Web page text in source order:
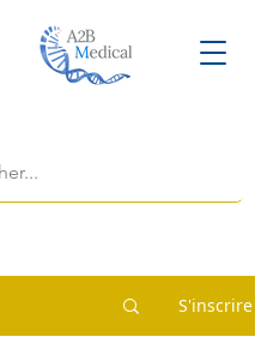
S'inscrire